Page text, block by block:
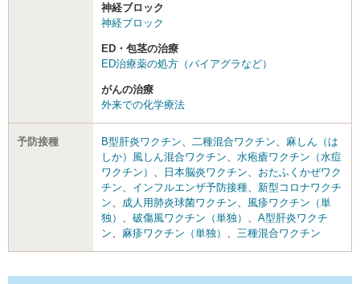
神経ブロック
神経ブロック
ED・包茎の治療
ED治療薬の処方（バイアグラなど）
がんの治療
外来での化学療法
予防接種 B型肝炎ワクチン 二種混合ワクチン
麻しん（は
しか）風しん混合ワクチン
水疱瘡ワクチン（水痘
ワクチン）
日本脳炎ワクチン
おたふくかぜワク
チン
インフルエンザ予防接種
新型コロナワクチ
ン
成人用肺炎球菌ワクチン
風疹ワクチン（単
独）
破傷風ワクチン（単独）
A型肝炎ワクチ
ン
麻疹ワクチン（単独） 三種混合ワクチン